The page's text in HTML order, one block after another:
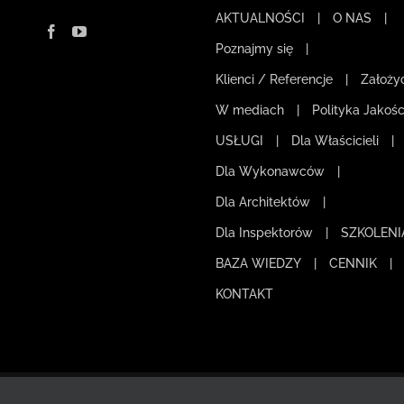
AKTUALNOŚCI O NAS
Poznajmy się
Klienci / Referencje
W mediach Polityka
USŁUGI Dla Właścicieli
Dla Wykonawców
Dla Architektów
Dla Inspektorów
BAZA WIEDZY CENNIK
KONTAKT